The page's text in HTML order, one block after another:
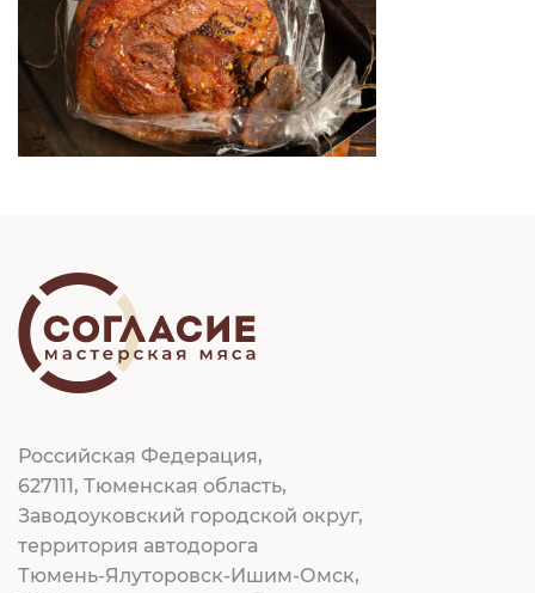
Российская Федерация,
627111, Тюменская область,
Заводоуковский городской округ,
территория автодорога
Тюмень-Ялуторовск-Ишим-Омск,